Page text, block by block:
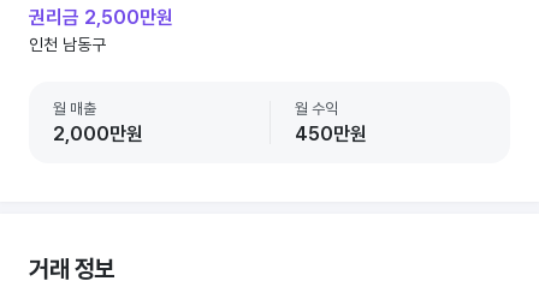
권리금 2,500만원
인천 남동구
월 매출
2,000만원
월 수익
450만원
거래 정보